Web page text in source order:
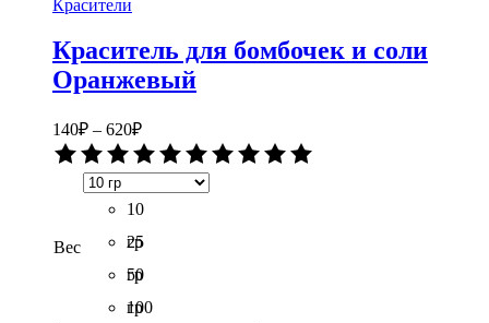
Красители
Краситель для бомбочек и соли
Оранжевый
140₽ – 620₽Диапазон
цен:
140₽
–
620₽
Вес
10
гр
25
гр
50
гр
100